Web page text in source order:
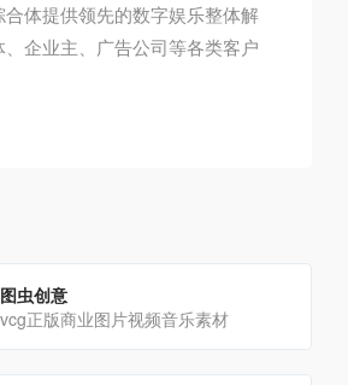
合体提供领先的数字娱乐整体解
企业主、广告公司等各类客户
图虫创意
vcg正版商业图片视频音乐素材